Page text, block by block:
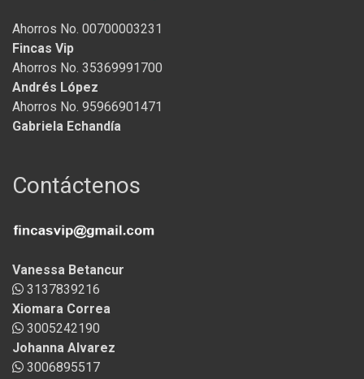
Ahorros No. 00700003231
Fincas Vip
Ahorros No. 35369991700
Andrés López
Ahorros No. 95966901471
Gabriela Echandía
Contáctenos
Vanessa Betancur
3137839216
Xiomara Correa
3005242190
Johanna Alvarez
3006895517